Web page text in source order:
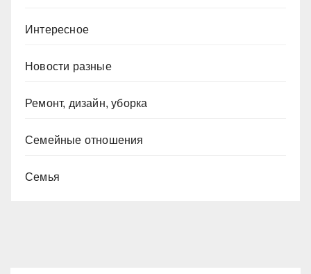
Интересное
Новости разные
Ремонт, дизайн, уборка
Семейные отношения
Семья